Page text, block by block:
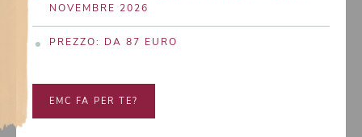
NOVEMBRE 2026
PREZZO: DA 87 EURO
EMC FA PER TE?